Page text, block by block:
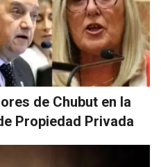
de Chubut en la
Propiedad Privada